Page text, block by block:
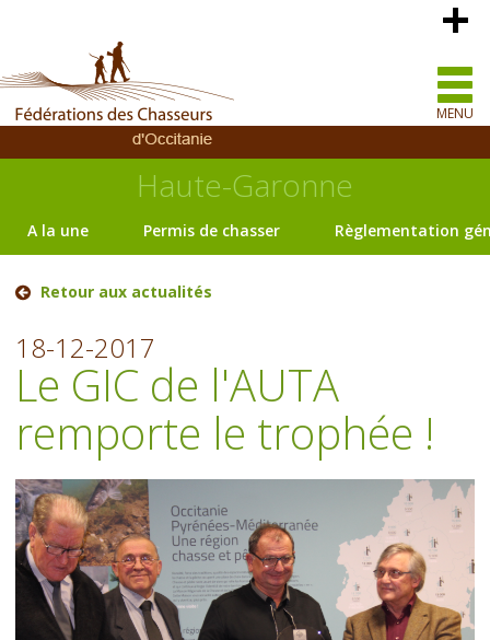
MENU
Haute-Garonne
A la une Permis de chasser Règlementation
Retour aux actualités
18-12-2017
Le GIC de l'AUTA
remporte le trophée !